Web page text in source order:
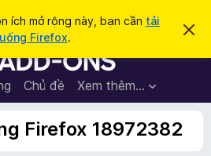
ích mở rộng này, bạn cần tải
Firefox.
B
h
T
i
ệ
n
í
c
Chủ đề Xem thêm…
Đăng nhập
Firefox 18972382